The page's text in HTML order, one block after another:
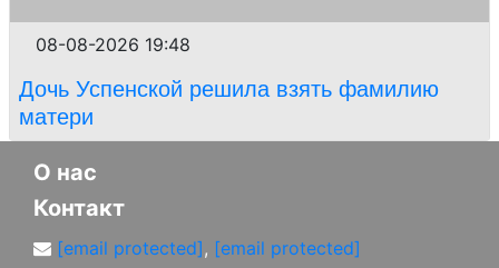
08-08-2026 19:48
Дочь Успенской решила взять фамилию
матери
О нас
Контакт
[email protected], [email protected]